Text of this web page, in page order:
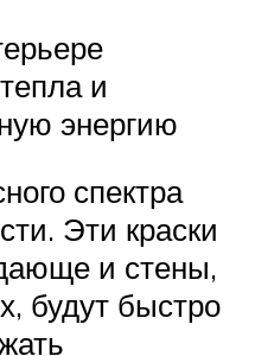
и
энергию
спектра
Эти краски
и стены,
будут быстро